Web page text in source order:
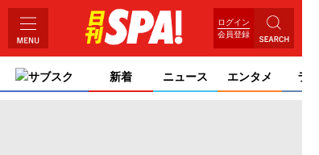
ログイン
会員登録
サブスク 新着 ニュース エンタメ ライ